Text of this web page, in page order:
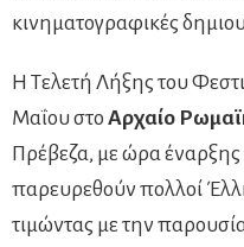
κινηματογραφικές
Η Τελετή Λήξης του
Μαΐου στο Αρχαίο
Πρέβεζα, με ώρα
παρευρεθούν πολλοί
τιμώντας με την